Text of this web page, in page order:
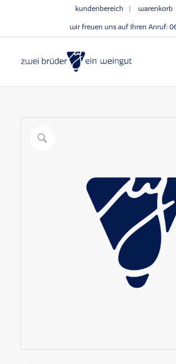
kundenbereich warenkorb
wir freuen uns auf Ihren Anruf: